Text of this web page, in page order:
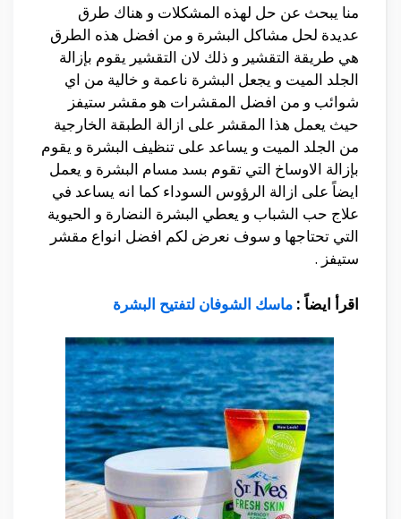
منا يبحث عن حل لهذه المشكلات و هناك طرق
عديدة لحل مشاكل البشرة و من افضل هذه الطرق
هي طريقة التقشير و ذلك لان التقشير يقوم بإزالة
الجلد الميت و يجعل البشرة ناعمة و خالية من اي
شوائب و من افضل المقشرات هو مقشر ستيفز
حيث يعمل هذا المقشر على ازالة الطبقة الخارجية
من الجلد الميت و يساعد على تنظيف البشرة و يقوم
بإزالة الاوساخ التي تقوم بسد مسام البشرة و يعمل
ايضاً على ازالة الرؤوس السوداء كما انه يساعد في
علاج حب الشباب و يعطي البشرة النضارة و الحيوية
التي تحتاجها و سوف نعرض لكم افضل انواع مقشر
ستيفز .
اقرأ ايضاً : ماسك الشوفان لتفتيح البشرة